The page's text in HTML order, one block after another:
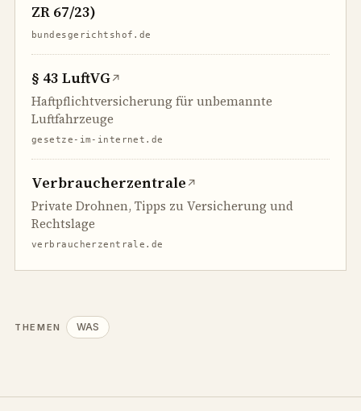
ZR 67/23)
bundesgerichtshof.de
§ 43 LuftVG↗
Haftpflichtversicherung für unbemannte
Luftfahrzeuge
gesetze-im-internet.de
Verbraucherzentrale ↗
Private Drohnen, Tipps zu Versicherung und
Rechtslage
verbraucherzentrale.de
THEMEN WAS